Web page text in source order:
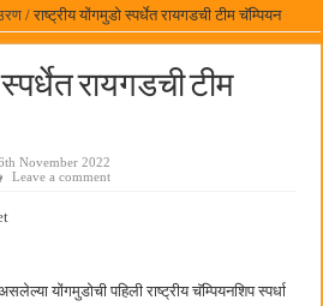
वाढदिवसानिमित्त राज्यभरातून शुभेच्छांचा वर्षाव
जाहीर
मुख्य प्रशासकीय कार्यालयासह भव्य मूट कोर्टचे बुधवारी
लोकनेते रामशेठ ठाकूर यांच्या उद्घाटन
शिबिरास पनवेलमध्ये उत्स्फूर्त प्रतिसाद
/ राष्ट्रीय योंगमुडो स्पर्धेत रायगडची टीम चॅम्पियन
रायगडची टीम
November 2022
Leave a comment
योंगमुडोची पहिली राष्ट्रीय चॅम्पियनशिप स्पर्धा